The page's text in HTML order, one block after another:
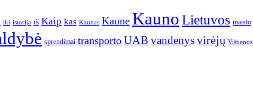
iki istorija iš Kaip kas Kaunas Kaune KaunoLietuvos maisto
sprendimai transporto UAB vandenysvirėjų Vištienos